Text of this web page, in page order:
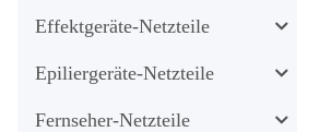
Effektgeräte-Netzteile
Epiliergeräte-Netzteile
Fernseher-Netzteile